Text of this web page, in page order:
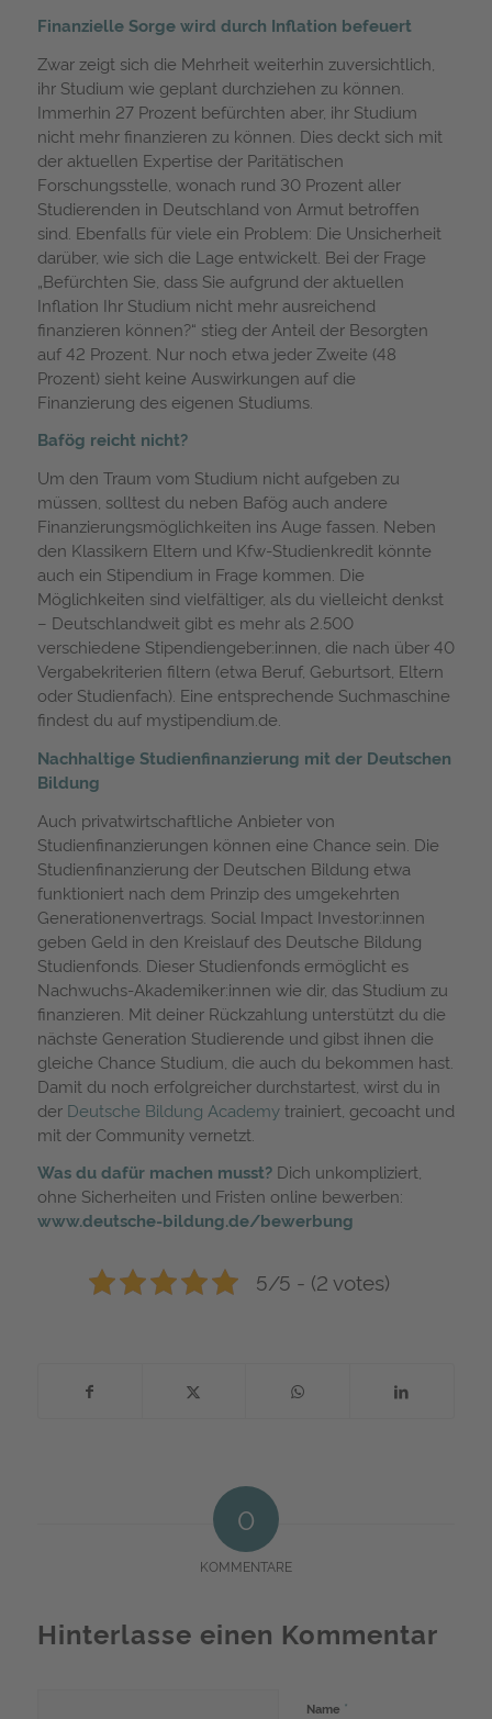
Finanzielle Sorge wird durch Inflation befeuert
Zwar zeigt sich die Mehrheit weiterhin zuversichtlich,
ihr Studium wie geplant durchziehen zu können.
Immerhin 27 Prozent befürchten aber, ihr Studium
nicht mehr finanzieren zu können. Dies deckt sich mit
der aktuellen Expertise der Paritätischen
Forschungsstelle, wonach rund 30 Prozent aller
Studierenden in Deutschland von Armut betroffen
sind. Ebenfalls für viele ein Problem: Die Unsicherheit
darüber, wie sich die Lage entwickelt. Bei der Frage
„Befürchten Sie, dass Sie aufgrund der aktuellen
Inflation Ihr Studium nicht mehr ausreichend
finanzieren können?“ stieg der Anteil der Besorgten
auf 42 Prozent. Nur noch etwa jeder Zweite (48
Prozent) sieht keine Auswirkungen auf die
Finanzierung des eigenen Studiums.
Bafög reicht nicht?
Um den Traum vom Studium nicht aufgeben zu
müssen, solltest du neben Bafög auch andere
Finanzierungsmöglichkeiten ins Auge fassen. Neben
den Klassikern Eltern und Kfw-Studienkredit könnte
auch ein Stipendium in Frage kommen. Die
Möglichkeiten sind vielfältiger, als du vielleicht denkst
– Deutschlandweit gibt es mehr als 2.500
verschiedene Stipendiengeber:innen, die nach über 40
Vergabekriterien filtern (etwa Beruf, Geburtsort, Eltern
oder Studienfach). Eine entsprechende Suchmaschine
findest du auf mystipendium.de.
Nachhaltige Studienfinanzierung mit der Deutschen
Bildung
Auch privatwirtschaftliche Anbieter von
Studienfinanzierungen können eine Chance sein. Die
Studienfinanzierung der Deutschen Bildung etwa
funktioniert nach dem Prinzip des umgekehrten
Generationenvertrags. Social Impact Investor:innen
geben Geld in den Kreislauf des Deutsche Bildung
Studienfonds. Dieser Studienfonds ermöglicht es
Nachwuchs-Akademiker:innen wie dir, das Studium zu
finanzieren. Mit deiner Rückzahlung unterstützt du die
nächste Generation Studierende und gibst ihnen die
gleiche Chance Studium, die auch du bekommen hast.
Damit du noch erfolgreicher durchstartest, wirst du in
der Deutsche Bildung Academytrainiert, gecoacht und
mit der Community vernetzt.
Was du dafür machen musst?Dich unkompliziert,
ohne Sicherheiten und Fristen online bewerben:
www.deutsche-bildung.de/bewerbung
5/5 - (2 votes)
0
KOMMENTARE
Hinterlasse einen Kommentar
Name *